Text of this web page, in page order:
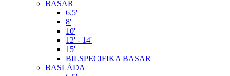
BASAR
6.5'
8'
10'
12' - 14'
15'
BILSPECIFIKA BASAR
BASLÅDA